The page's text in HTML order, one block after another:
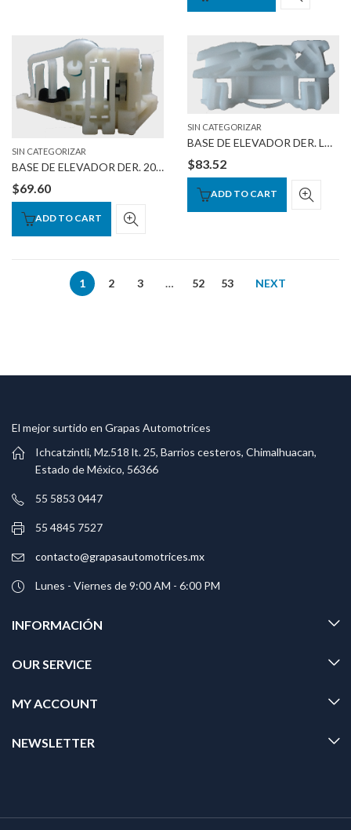
SIN CATEGORIZAR
BASE DE ELEVADOR DER. 2005-2011
$69.60
ADD TO CART
SIN CATEGORIZAR
BASE DE ELEVADOR DER. LAND ROVER V.W.
$83.52
ADD TO CART
1 2 3 … 52 53 NEXT
El mejor surtido en Grapas Automotrices
Ichcatzintli, Mz.518 lt. 25, Barrios cesteros, Chimalhuacan,
Estado de México, 56366
55 5853 0447
55 4845 7527
contacto@grapasautomotrices.mx
Lunes - Viernes de 9:00 AM - 6:00 PM
INFORMACIÓN
OUR SERVICE
MY ACCOUNT
NEWSLETTER